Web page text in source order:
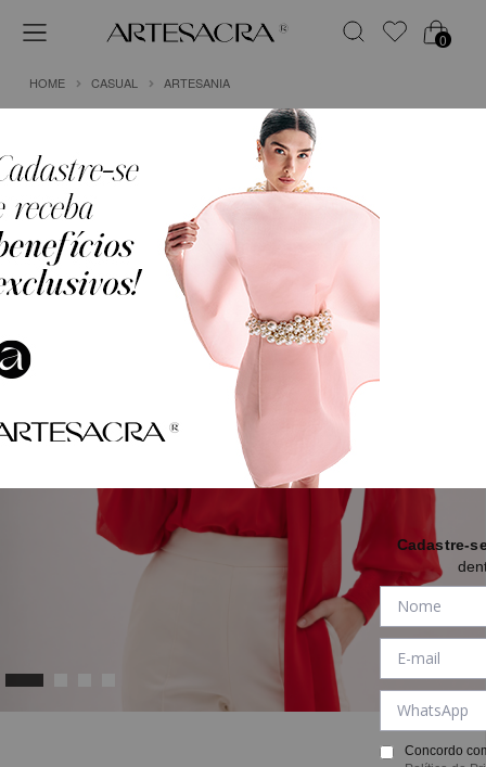
0
HOME CASUAL ARTESANIA
1
Cadastre-
Concordo